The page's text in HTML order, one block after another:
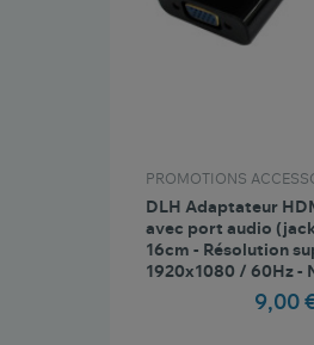
PROMOTIONS
DLH Adaptateur
avec port audio
16cm - Résolution
1920x1080 / 60Hz -
9,00